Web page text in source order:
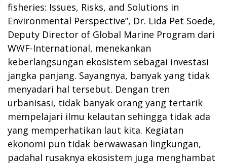
fisheries: Issues, Risks, and Solutions in
Environmental Perspective”, Dr. Lida Pet Soede,
Deputy Director of Global Marine Program dari
WWF-International, menekankan
keberlangsungan ekosistem sebagai investasi
jangka panjang. Sayangnya, banyak yang tidak
menyadari hal tersebut. Dengan tren
urbanisasi, tidak banyak orang yang tertarik
mempelajari ilmu kelautan sehingga tidak ada
yang memperhatikan laut kita. Kegiatan
ekonomi pun tidak berwawasan lingkungan,
padahal rusaknya ekosistem juga menghambat